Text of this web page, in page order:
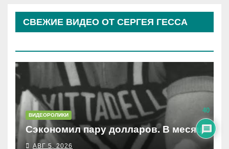
СВЕЖИЕ ВИДЕО ОТ СЕРГЕЯ ГЕССА
ВИДЕОРОЛИКИ
Сэкономил пару долларов. В месяц
АВГ 5, 2026
40